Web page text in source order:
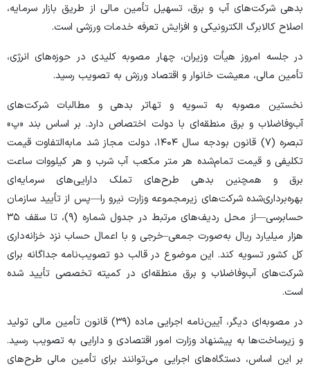
بدهی شرکت‌های آب و برق، تسهیل تأمین مالی از طریق بازار سرمایه،
اصلاح کالابرگ الکترونیکی و افزایش تعرفه خدمات ورزشی است.
در جلسه امروز هیأت وزیران، چهار مصوبه کلیدی در حوزه‌های انرژی،
تأمین مالی، معیشت خانوار و اقتصاد ورزش به تصویب رسید.
نخستین مصوبه به تسویه و تهاتر بدهی و مطالبات شرکت‌های
آب‌وفاضلاب و برق منطقه‌ای با دولت اختصاص دارد. بر اساس بند «پ»
تبصره (۷) قانون بودجه سال ۱۴۰۴، دولت مجاز شد مابه‌التفاوت قیمت
تکلیفی و قیمت تمام‌شده هر متر مکعب آب شرب و هر کیلووات ساعت
برق و همچنین بدهی طرح‌های تملک دارایی‌های سرمایه‌ای
بهره‌برداری‌شده شرکت‌های زیرمجموعه وزارت نیرو را—پس از تأیید سازمان
حسابرسی—از محل ردیف‌های مرتبط در جدول شماره (۹)، تا سقف ۳۵
هزار میلیارد ریال به‌صورت جمعی–خرجی و با اعمال حساب نزد خزانه‌داری
کل کشور تسویه کند. این موضوع در قالب دو تصویب‌نامه جداگانه برای
شرکت‌های آب‌وفاضلاب و برق منطقه‌ای در کمیته تخصصی تأیید شده
است.
در مصوبه‌ای دیگر، آیین‌نامه اجرایی ماده (۳۹) قانون تأمین مالی تولید
و زیرساخت‌ها به پیشنهاد وزارت امور اقتصادی و دارایی به تصویب رسید.
بر این اساس، دستگاه‌های اجرایی می‌توانند برای تأمین مالی طرح‌های